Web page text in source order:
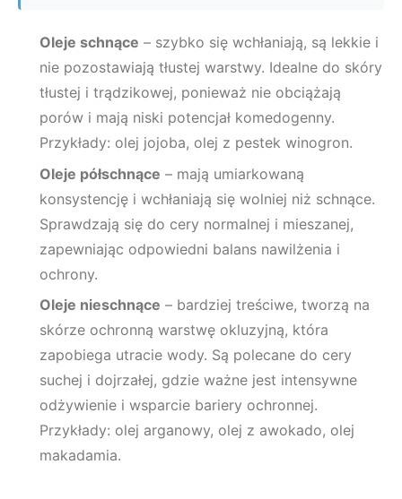
Oleje schnące – szybko się wchłaniają, są lekkie i
nie pozostawiają tłustej warstwy. Idealne do skóry
tłustej i trądzikowej, ponieważ nie obciążają
porów i mają niski potencjał komedogenny.
Przykłady: olej jojoba, olej z pestek winogron.
Oleje półschnące – mają umiarkowaną
konsystencję i wchłaniają się wolniej niż schnące.
Sprawdzają się do cery normalnej i mieszanej,
zapewniając odpowiedni balans nawilżenia i
ochrony.
Oleje nieschnące – bardziej treściwe, tworzą na
skórze ochronną warstwę okluzyjną, która
zapobiega utracie wody. Są polecane do cery
suchej i dojrzałej, gdzie ważne jest intensywne
odżywienie i wsparcie bariery ochronnej.
Przykłady: olej arganowy, olej z awokado, olej
makadamia.